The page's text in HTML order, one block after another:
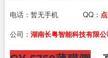
电话： 暂无手机 QQ：
公司： 湖南长粤智能科技有限公